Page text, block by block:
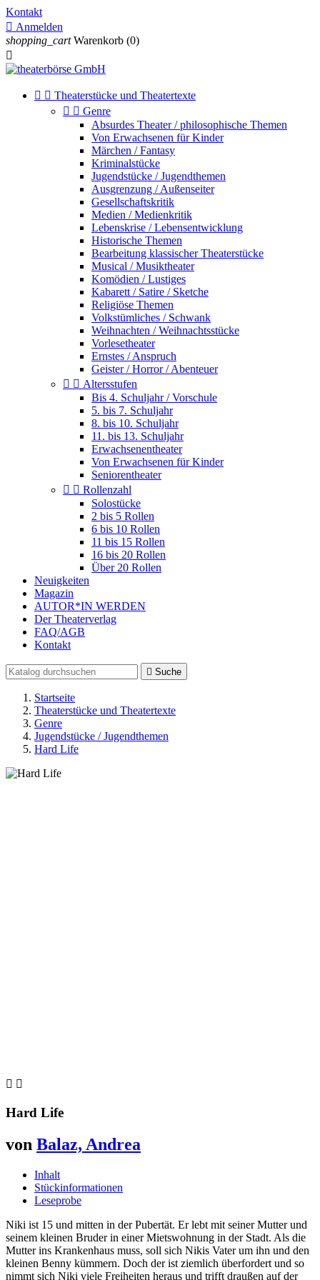
Kontakt
 Anmelden
shopping_cart Warenkorb (0)

  Theaterstücke und Theatertexte
  Genre
Absurdes Theater / philosophische Themen
Von Erwachsenen für Kinder
Märchen / Fantasy
Kriminalstücke
Jugendstücke / Jugendthemen
Ausgrenzung / Außenseiter
Gesellschaftskritik
Medien / Medienkritik
Lebenskrise / Lebensentwicklung
Historische Themen
Bearbeitung klassischer Theaterstücke
Musical / Musiktheater
Komödien / Lustiges
Kabarett / Satire / Sketche
Religiöse Themen
Volkstümliches / Schwank
Weihnachten / Weihnachtsstücke
Vorlesetheater
Ernstes / Anspruch
Geister / Horror / Abenteuer
  Altersstufen
Bis 4. Schuljahr / Vorschule
5. bis 7. Schuljahr
8. bis 10. Schuljahr
11. bis 13. Schuljahr
Erwachsenentheater
Von Erwachsenen für Kinder
Seniorentheater
  Rollenzahl
Solostücke
2 bis 5 Rollen
6 bis 10 Rollen
11 bis 15 Rollen
16 bis 20 Rollen
Über 20 Rollen
Neuigkeiten
Magazin
AUTOR*IN WERDEN
Der Theaterverlag
FAQ/AGB
Kontakt
 Suche
Startseite
Theaterstücke und Theatertexte
Genre
Jugendstücke / Jugendthemen
Hard Life
 
Hard Life
von Balaz, Andrea
Inhalt
Stückinformationen
Leseprobe
Niki ist 15 und mitten in der Pubertät. Er lebt mit seiner Mutter und
seinem kleinen Bruder in einer Mietswohnung in der Stadt. Als die
Mutter ins Krankenhaus muss, soll sich Nikis Vater um ihn und den
kleinen Benny kümmern. Doch der ist ziemlich überfordert und so
nimmt sich Niki viele Freiheiten heraus und trifft draußen auf der